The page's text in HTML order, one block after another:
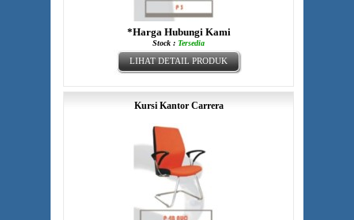
*Harga Hubungi Kami
Stock : Tersedia
LIHAT DETAIL PRODUK
Kursi Kantor Carrera